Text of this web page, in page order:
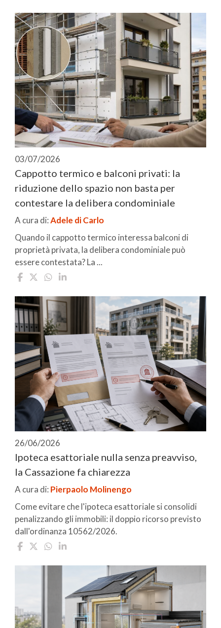
03/07/2026
Cappotto termico e balconi privati: la
riduzione dello spazio non basta per
contestare la delibera condominiale
A cura di:Adele di Carlo
Quando il cappotto termico interessa balconi di
proprietà privata, la delibera condominiale può
essere contestata? La ...
26/06/2026
Ipoteca esattoriale nulla senza preavviso,
la Cassazione fa chiarezza
A cura di: Pierpaolo Molinengo
Come evitare che l'ipoteca esattoriale si consolidi
penalizzando gli immobili: il doppio ricorso previsto
dall'ordinanza 10562/2026.